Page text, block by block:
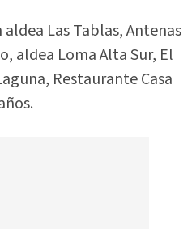
Las Tablas, Antenas
aldea Loma Alta Sur, El
Restaurante Casa